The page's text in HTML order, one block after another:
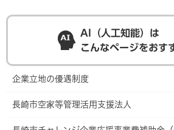
AI（人工知能）は
こんなページをおす
企業立地の優遇制度
長崎市空家等管理活用支援法人